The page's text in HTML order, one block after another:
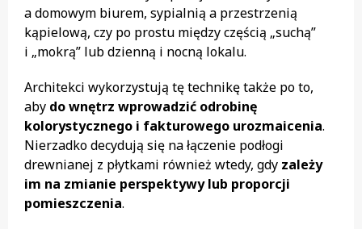
a domowym biurem, sypialnią a przestrzenią
kąpielową, czy po prostu między częścią „suchą”
i „mokrą” lub dzienną i nocną lokalu.
Architekci wykorzystują tę technikę także po to,
aby do wnętrz wprowadzić odrobinę
kolorystycznego i fakturowego urozmaicenia.
Nierzadko decydują się na łączenie podłogi
drewnianej z płytkami również wtedy, gdy zależy
im na zmianie perspektywy lub proporcji
pomieszczenia.